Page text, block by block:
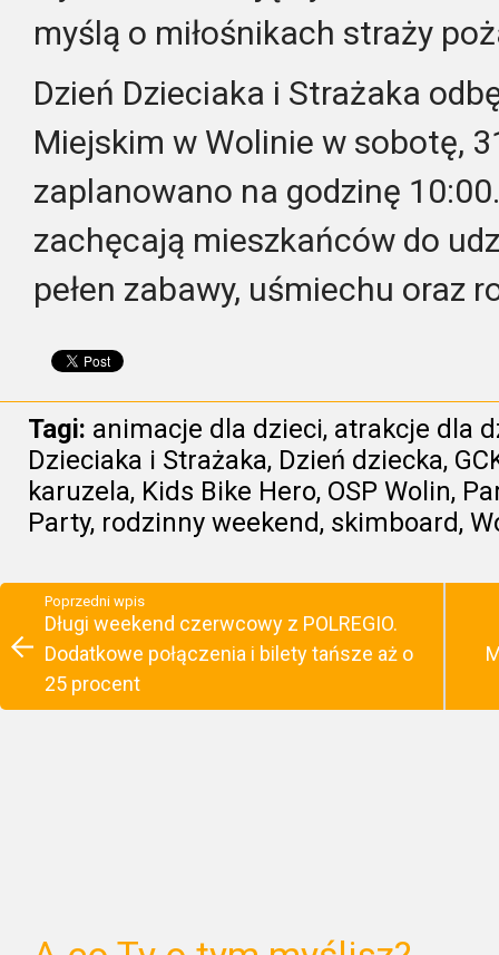
myślą o miłośnikach straży
Dzień Dzieciaka i Strażaka
Miejskim w Wolinie w sobotę,
zaplanowano na godzinę
zachęcają mieszkańców do
pełen zabawy, uśmiechu oraz
Tagi: animacje dla dzieci, atrakcje dla
Dzieciaka i Strażaka, Dzień dziecka,
karuzela, Kids Bike Hero, OSP Wolin,
Party, rodzinny weekend, skimboard,
Poprzedni wpis
Długi weekend czerwcowy z POLREGIO.
Dodatkowe połączenia i bilety tańsze aż o
25 procent